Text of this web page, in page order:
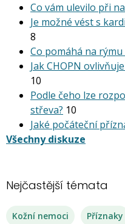
Co vám ulevilo při
Je možné vést s
8
Co pomáhá na
Jak CHOPN
10
Podle čeho lze
střeva? 10
Jaké počáteční
Všechny diskuze
Nejčastější témata
Kožní nemoci Příznaky